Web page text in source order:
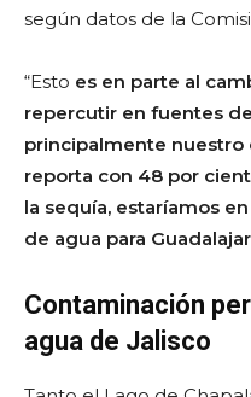
según datos de la
“Esto es en parte al
repercutir en fuentes
principalmente nuestro
reporta con 48 por
la sequía, estaríamos
de agua para
Contaminación
agua de Jalisco